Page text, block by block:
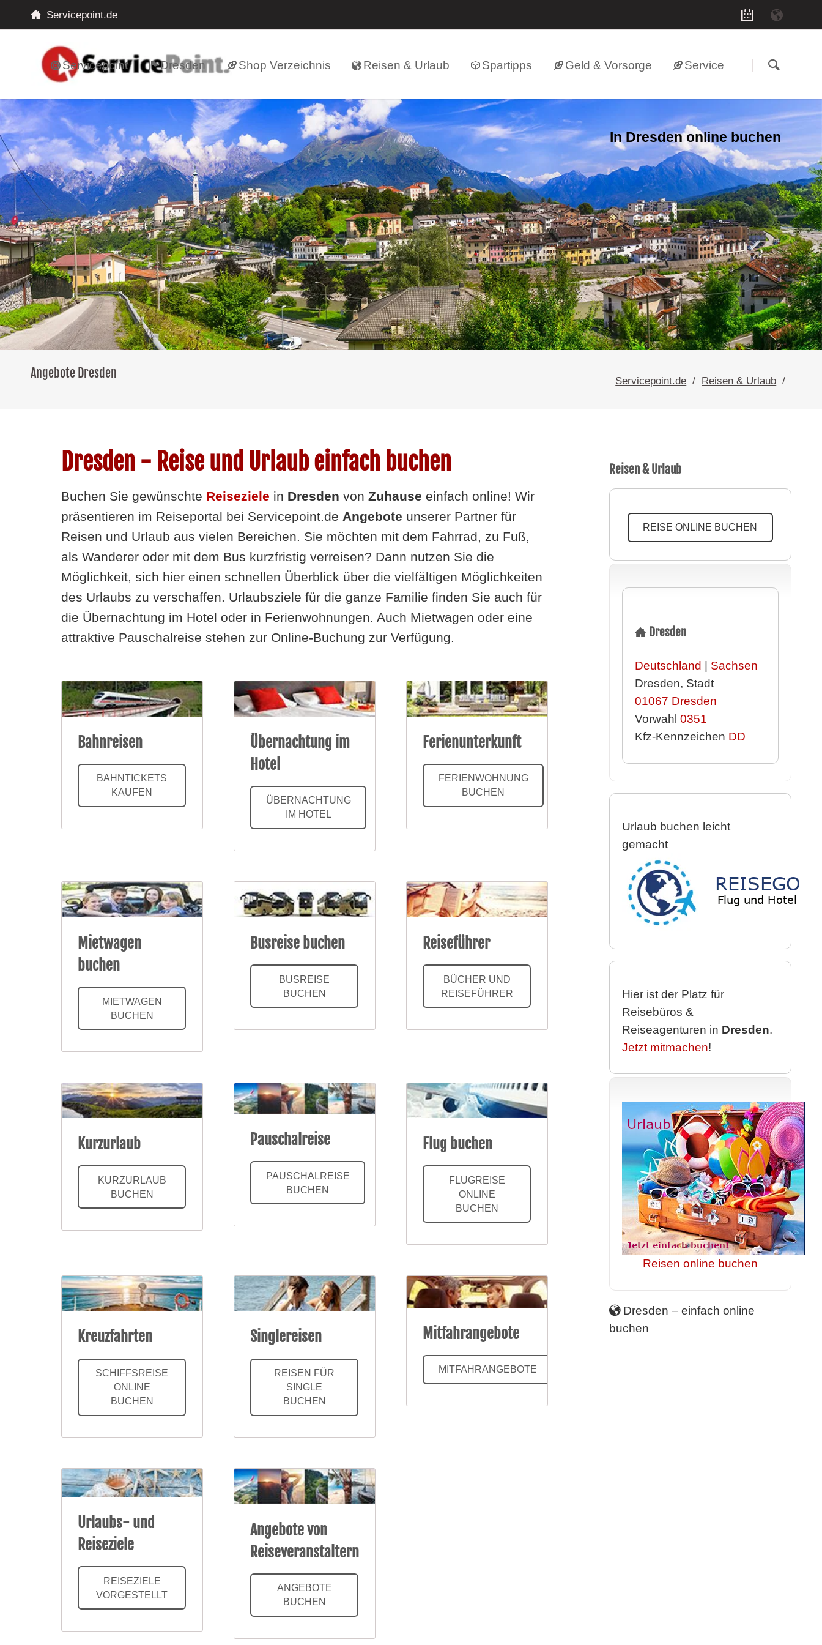
Servicepoint.de
Servicepoint Dresden Shop Verzeichnis Reisen & Urlaub Spartipps Geld & Vorsorge Service
In Dresden online buchen
Angebote Dresden
Servicepoint.de Reisen & Urlaub
Dresden - Reise und Urlaub einfach buchen
Buchen Sie gewünschte Reiseziele in Dresden von Zuhause einfach online! Wir
präsentieren im Reiseportal bei Servicepoint.de Angebote unserer Partner für
Reisen und Urlaub aus vielen Bereichen. Sie möchten mit dem Fahrrad, zu Fuß,
als Wanderer oder mit dem Bus kurzfristig verreisen? Dann nutzen Sie die
Möglichkeit, sich hier einen schnellen Überblick über die vielfältigen Möglichkeiten
des Urlaubs zu verschaffen. Urlaubsziele für die ganze Familie finden Sie auch für
die Übernachtung im Hotel oder in Ferienwohnungen. Auch Mietwagen oder eine
attraktive Pauschalreise stehen zur Online-Buchung zur Verfügung.
Bahnreisen
BAHNTICKETS
KAUFEN
Übernachtung im
Hotel
ÜBERNACHTUNG
IM HOTEL
Ferienunterkunft
FERIENWOHNUNG
BUCHEN
Mietwagen
buchen
MIETWAGEN
BUCHEN
Busreise buchen
BUSREISE
BUCHEN
Reiseführer
BÜCHER UND
REISEFÜHRER
Kurzurlaub
KURZURLAUB
BUCHEN
Pauschalreise
PAUSCHALREISE
BUCHEN
Flug buchen
FLUGREISE
ONLINE
BUCHEN
Kreuzfahrten
SCHIFFSREISE
ONLINE
BUCHEN
Singlereisen
REISEN FÜR
SINGLE
BUCHEN
Mitfahrangebote
MITFAHRANGEBOTE
Urlaubs- und
Reiseziele
REISEZIELE
VORGESTELLT
Angebote von
Reiseveranstaltern
ANGEBOTE
BUCHEN
Reisen & Urlaub
REISE ONLINE BUCHEN
Dresden
Deutschland
Sachsen
Dresden, Stadt
01067 Dresden
Vorwahl 0351
Kfz-Kennzeichen DD
Urlaub buchen leicht
gemacht
Hier ist der Platz für
Reisebüros &
Reiseagenturen in Dresden.
Jetzt mitmachen!
Reisen online buchen
Dresden – einfach online
buchen